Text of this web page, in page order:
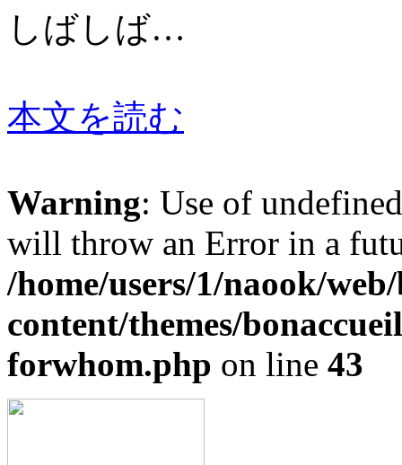
しばしば…
本文を読む
Warning: Use of
will throw an Error in a
/home/users/1/naook/
content/themes/
forwhom.php on line 43